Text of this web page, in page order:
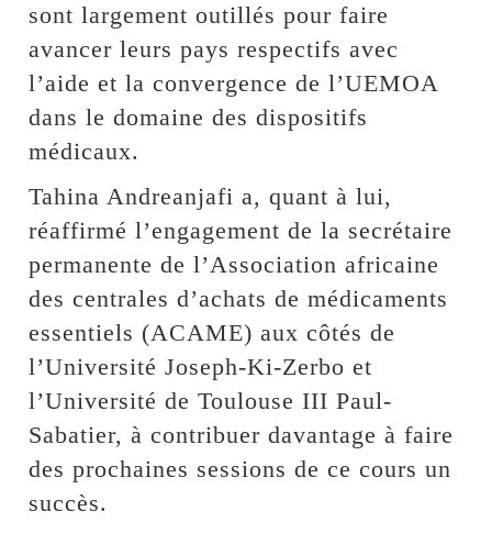
sont largement outillés pour faire
avancer leurs pays respectifs avec
l’aide et la convergence de l’UEMOA
dans le domaine des dispositifs
médicaux.
Tahina Andreanjafi a, quant à lui,
réaffirmé l’engagement de la secrétaire
permanente de l’Association africaine
des centrales d’achats de médicaments
essentiels (ACAME) aux côtés de
l’Université Joseph-Ki-Zerbo et
l’Université de Toulouse III Paul-
Sabatier, à contribuer davantage à faire
des prochaines sessions de ce cours un
succès.